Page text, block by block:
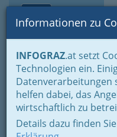
Informationen zu
INFOGRAZ.at setzt
Technologien ein.
Datenverarbeitungen
helfen dabei, das
wirtschaftlich zu
Details dazu finden
Home Branchen
Der Handel nach WKO-
Einrichtungsfachhandel -
Handel mit
Handel mit